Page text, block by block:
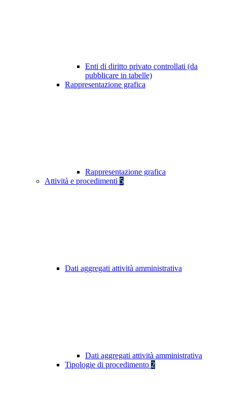
Enti di diritto privato controllati (da
pubblicare in tabelle)
Rappresentazione grafica
Rappresentazione grafica
Attività e procedimenti 5
Dati aggregati attività amministrativa
Dati aggregati attività amministrativa
Tipologie di procedimento 2